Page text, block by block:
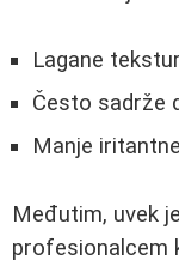
Lagane
Često sadrže
Manje
Međutim, uvek
profesionalcem